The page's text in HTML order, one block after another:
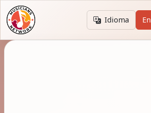
Idioma